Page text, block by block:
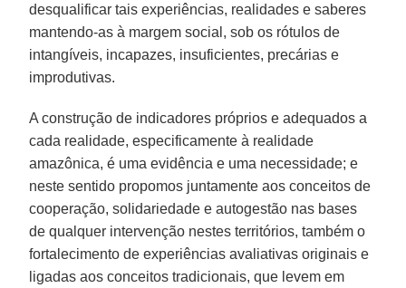
desqualificar tais experiências, realidades e saberes
mantendo-as à margem social, sob os rótulos de
intangíveis, incapazes, insuficientes, precárias e
improdutivas.
A construção de indicadores próprios e adequados a
cada realidade, especificamente à realidade
amazônica, é uma evidência e uma necessidade; e
neste sentido propomos juntamente aos conceitos de
cooperação, solidariedade e autogestão nas bases
de qualquer intervenção nestes territórios, também o
fortalecimento de experiências avaliativas originais e
ligadas aos conceitos tradicionais, que levem em